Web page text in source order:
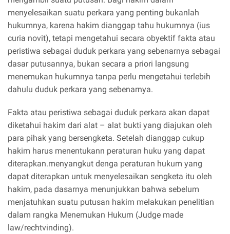
menyelesaikan suatu perkara yang penting bukanlah
hukumnya, karena hakim dianggap tahu hukumnya (ius
curia novit), tetapi mengetahui secara obyektif fakta atau
peristiwa sebagai duduk perkara yang sebenarnya sebagai
dasar putusannya, bukan secara a priori langsung
menemukan hukumnya tanpa perlu mengetahui terlebih
dahulu duduk perkara yang sebenarnya.
Fakta atau peristiwa sebagai duduk perkara akan dapat
diketahui hakim dari alat – alat bukti yang diajukan oleh
para pihak yang bersengketa. Setelah dianggap cukup
hakim harus menentukann peraturan huku yang dapat
diterapkan.menyangkut denga peraturan hukum yang
dapat diterapkan untuk menyelesaikan sengketa itu oleh
hakim, pada dasarnya menunjukkan bahwa sebelum
menjatuhkan suatu putusan hakim melakukan penelitian
dalam rangka Menemukan Hukum (Judge made
law/rechtvinding).